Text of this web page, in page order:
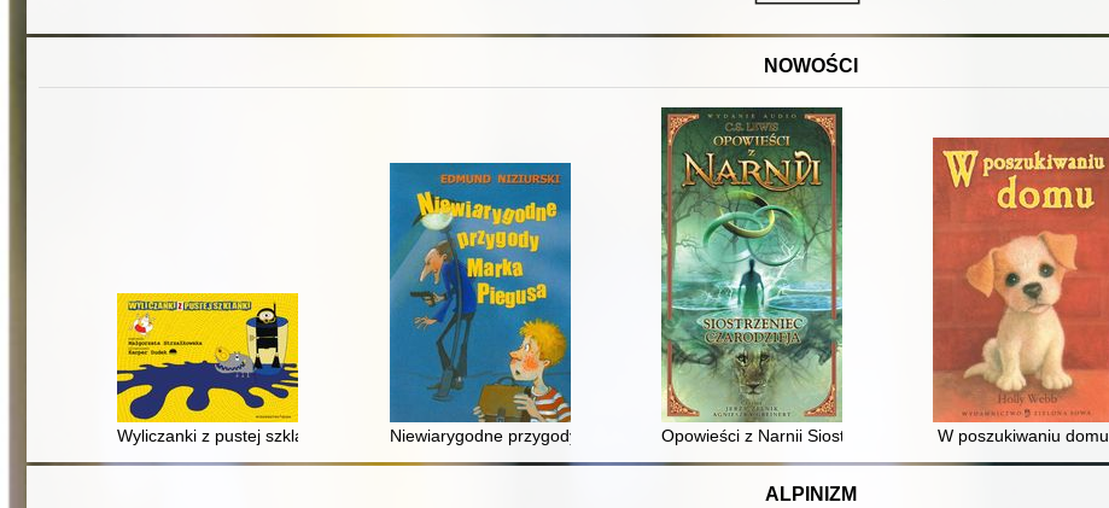
NOWOŚCI
Wyliczanki z pustej szklanki Niewiarygodne przygody Marka PiegusaOpowieści z Narnii Siostrzeniec czarodzieja T. 6W poszukiwaniu domu
ALPINIZM